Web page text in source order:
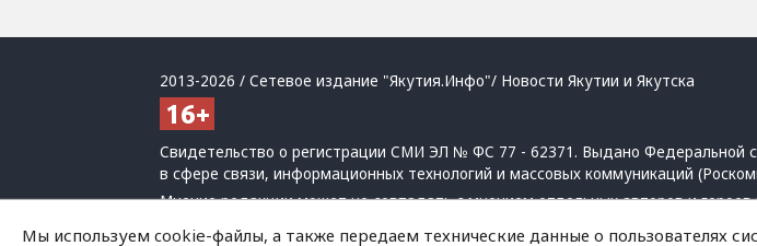
2013-2026 / Сетевое издание "Якутия.Инфо"/ Новости Якутии и Якутска
Свидетельство о регистрации СМИ ЭЛ № ФС 77 - 62371. Выдано Федеральной
в сфере связи, информационных технологий и массовых коммуникаций
Мнение редакции может не совпадать с мнением отдельных авторов и героев
При использовании материалов обязательна активная ссылка на сайт.
Мы используем cookie-файлы, а также передаем технические данные о пользователях